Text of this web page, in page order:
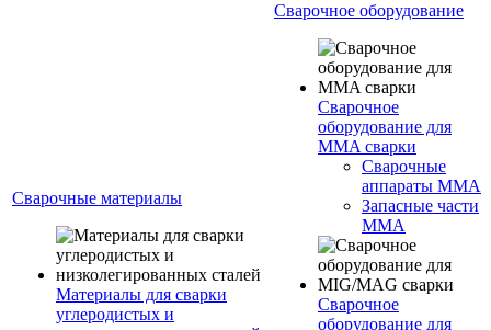
Сварочные материалы
Материалы для сварки
углеродистых и
Сварочное оборудование
Сварочное
оборудование для
MMA сварки
Сварочные
аппараты MMA
Запасные части
MMA
Сварочное
оборудование для